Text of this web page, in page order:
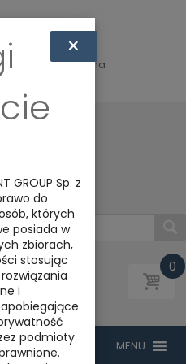
Napisz do nas na
0
×
GROUP Sp. z
do
których
posiada w
zbiorach,
stosując
i
podmioty